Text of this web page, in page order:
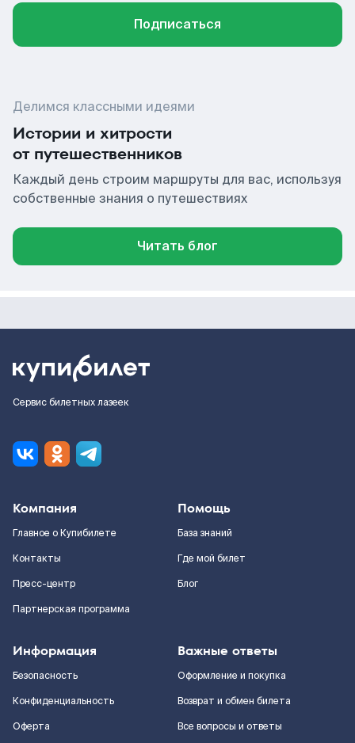
Подписаться
Делимся классными идеями
Истории и хитрости
от путешественников
Каждый день строим маршруты для вас, используя
собственные знания о путешествиях
Читать блог
Сервис билетных лазеек
Компания
Главное о Купибилете
Контакты
Пресс-центр
Партнерская программа
Помощь
База знаний
Где мой билет
Блог
Информация
Безопасность
Конфиденциальность
Оферта
Важные ответы
Оформление и покупка
Возврат и обмен билета
Все вопросы и ответы